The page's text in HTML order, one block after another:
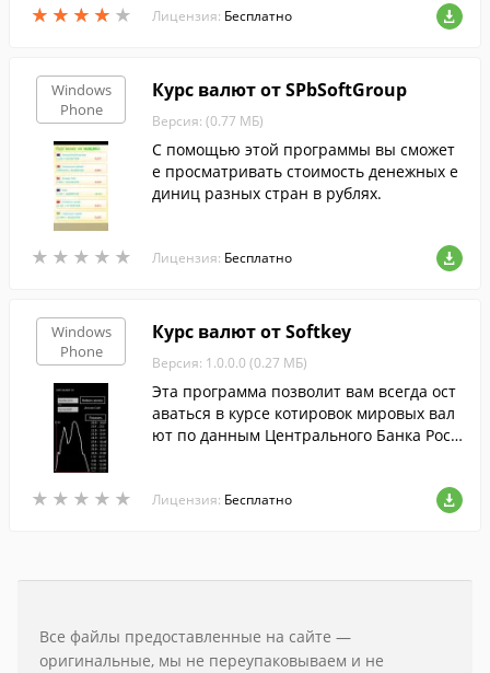
★ ★ ★ ★ ★
★ ★ ★ ★ ★ Лицензия: Бесплатно
Windows
Phone
★ ★ ★ ★ ★
★ ★ ★ ★ ★
Курс валют от SPbSoftGroup
Версия: (0.77 МБ)
С помощью этой программы вы сможет
е просматривать стоимость денежных е
диниц разных стран в рублях.
Лицензия: Бесплатно
Windows
Phone
★ ★ ★ ★ ★
★ ★ ★ ★ ★
Курс валют от Softkey
Версия: 1.0.0.0 (0.27 МБ)
Эта программа позволит вам всегда ост
аваться в курсе котировок мировых вал
ют по данным Центрального Банка Росс
Лицензия: Бесплатно
Все файлы предоставленные на сайте —
оригинальные, мы не переупаковываем и не